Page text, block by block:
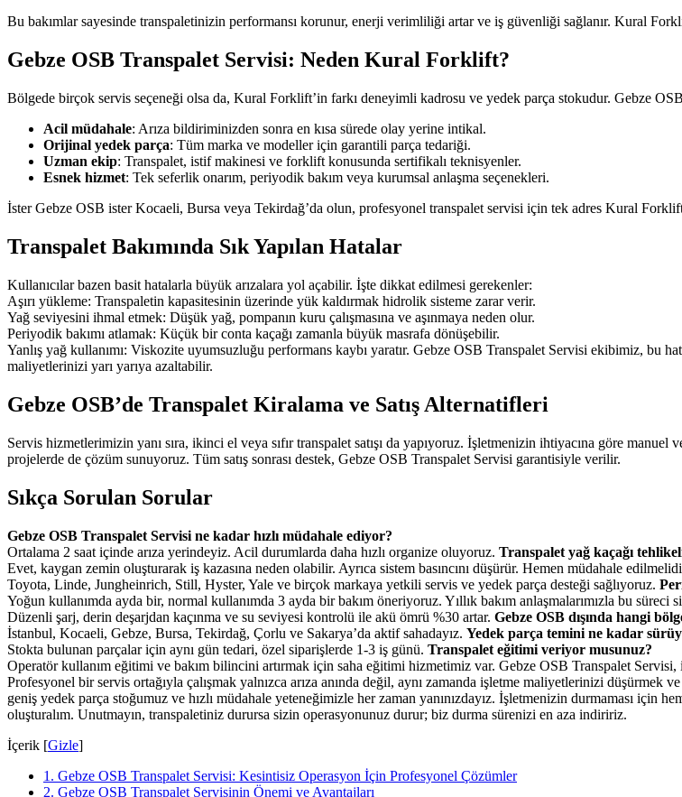
Bu bakımlar sayesinde transpaletinizin performansı korunur, enerji verimliliği artar ve iş güvenliği sağlanır. Kural
Gebze OSB Transpalet Servisi: Neden Kural Forklift?
Bölgede birçok servis seçeneği olsa da, Kural Forklift’in farkı deneyimli kadrosu ve yedek parça stokudur. Gebze
Acil müdahale: Arıza bildiriminizden sonra en kısa sürede olay yerine intikal.
Orijinal yedek parça: Tüm marka ve modeller için garantili parça tedariği.
Uzman ekip: Transpalet, istif makinesi ve forklift konusunda sertifikalı teknisyenler.
Esnek hizmet: Tek seferlik onarım, periyodik bakım veya kurumsal anlaşma seçenekleri.
İster Gebze OSB ister Kocaeli, Bursa veya Tekirdağ’da olun, profesyonel transpalet servisi için tek adres Kural
Transpalet Bakımında Sık Yapılan Hatalar
Kullanıcılar bazen basit hatalarla büyük arızalara yol açabilir. İşte dikkat edilmesi gerekenler:
Aşırı yükleme: Transpaletin kapasitesinin üzerinde yük kaldırmak hidrolik sisteme zarar verir.
Yağ seviyesini ihmal etmek: Düşük yağ, pompanın kuru çalışmasına ve aşınmaya neden olur.
Periyodik bakımı atlamak: Küçük bir conta kaçağı zamanla büyük masrafa dönüşebilir.
Yanlış yağ kullanımı: Viskozite uyumsuzluğu performans kaybı yaratır. Gebze OSB Transpalet Servisi ekibimiz, bu
maliyetlerinizi yarı yarıya azaltabilir.
Gebze OSB’de Transpalet Kiralama ve Satış Alternatifleri
Servis hizmetlerimizin yanı sıra, ikinci el veya sıfır transpalet satışı da yapıyoruz. İşletmenizin ihtiyacına göre
projelerde de çözüm sunuyoruz. Tüm satış sonrası destek, Gebze OSB Transpalet Servisi garantisiyle verilir.
Sıkça Sorulan Sorular
Gebze OSB Transpalet Servisi ne kadar hızlı müdahale ediyor?
Ortalama 2 saat içinde arıza yerindeyiz. Acil durumlarda daha hızlı organize oluyoruz. Transpalet yağ kaçağı
Evet, kaygan zemin oluşturarak iş kazasına neden olabilir. Ayrıca sistem basıncını düşürür. Hemen müdahale
Toyota, Linde, Jungheinrich, Still, Hyster, Yale ve birçok markaya yetkili servis ve yedek parça desteği sağlıyoruz.
Yoğun kullanımda ayda bir, normal kullanımda 3 ayda bir bakım öneriyoruz. Yıllık bakım anlaşmalarımızla bu süreci
Düzenli şarj, derin deşarjdan kaçınma ve su seviyesi kontrolü ile akü ömrü %30 artar. Gebze OSB dışında hangi
İstanbul, Kocaeli, Gebze, Bursa, Tekirdağ, Çorlu ve Sakarya’da aktif sahadayız. Yedek parça temini ne kadar
Stokta bulunan parçalar için aynı gün tedari, özel siparişlerde 1-3 iş günü. Transpalet eğitimi veriyor musunuz?
Operatör kullanım eğitimi ve bakım bilincini artırmak için saha eğitimi hizmetimiz var. Gebze OSB Transpalet
Profesyonel bir servis ortağıyla çalışmak yalnızca arıza anında değil, aynı zamanda işletme maliyetlerinizi
geniş yedek parça stoğumuz ve hızlı müdahale yeteneğimizle her zaman yanınızdayız. İşletmenizin durmaması
oluşturalım. Unutmayın, transpaletiniz durursa sizin operasyonunuz durur; biz durma sürenizi en aza indiririz.
İçerik [Gizle]
1. Gebze OSB Transpalet Servisi: Kesintisiz Operasyon İçin Profesyonel Çözümler
2. Gebze OSB Transpalet Servisinin Önemi ve Avantajları